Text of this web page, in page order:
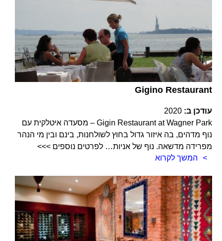
Gigino Restaurant
עודכן ב: 2020
Gigin Restaurant at Wagner Park – מסעדה איטלקית עם
נוף מדהים, בה איזור גדול בחוץ לשולחנות, בינם ובין מי הנהר
מפרידה מדשאה. נוף של אניות… לפרטים נוספים >>>
המשך לקרוא